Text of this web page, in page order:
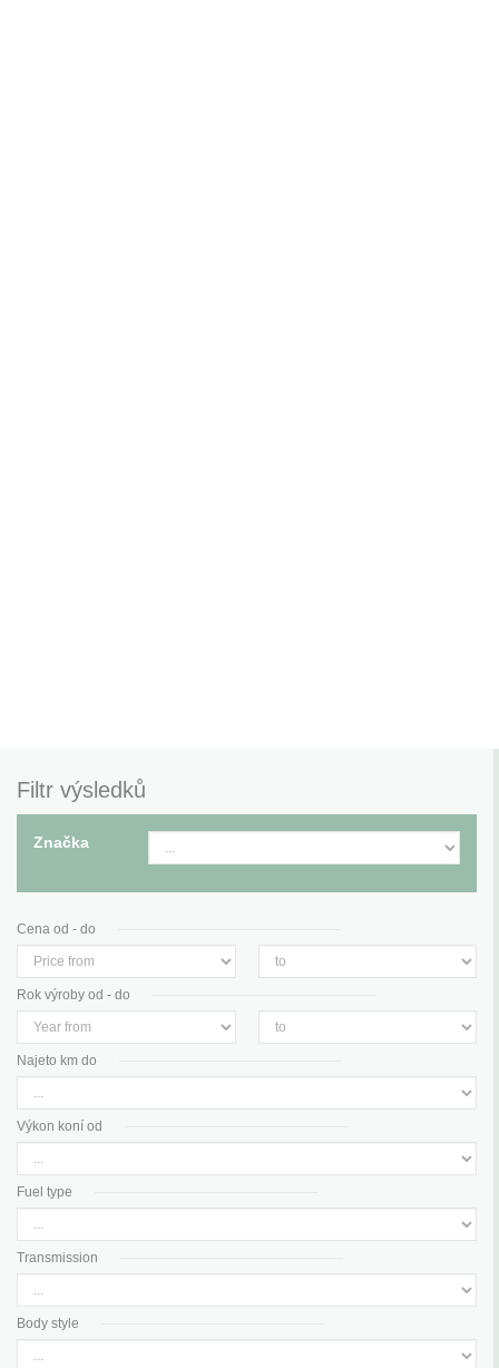
Filtr výsledků
Značka
Cena od - do
Rok výroby od - do
Najeto km do
Výkon koní od
Fuel type
Transmission
Body style